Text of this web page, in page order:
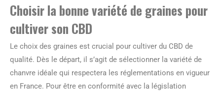
Choisir la bonne variété de graines pour
cultiver son CBD
Le choix des graines est crucial pour cultiver du CBD de
qualité. Dès le départ, il s’agit de sélectionner la variété de
chanvre idéale qui respectera les réglementations en vigueur
en France. Pour être en conformité avec la législation